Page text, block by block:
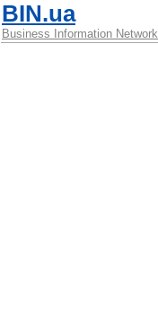
BIN.ua
Business Information Network